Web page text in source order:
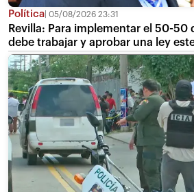
Política 05/08/2026 23:31
Revilla: Para implementar el 50-50
debe trabajar y aprobar una ley